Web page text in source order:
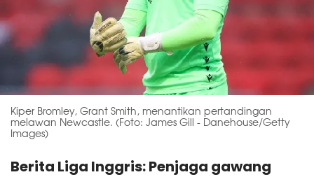
Kiper Bromley, Grant Smith, menantikan pertandingan
melawan Newcastle. (Foto: James Gill - Danehouse/Getty
Images)
Berita Liga Inggris: Penjaga gawang